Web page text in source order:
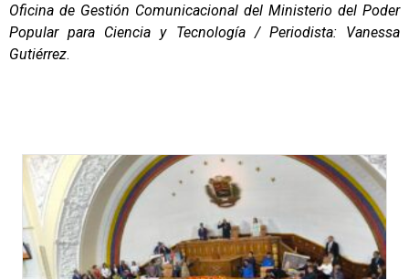
Oficina de Gestión Comunicacional del Ministerio del Poder
Popular para Ciencia y Tecnología / Periodista: Vanessa
Gutiérrez.